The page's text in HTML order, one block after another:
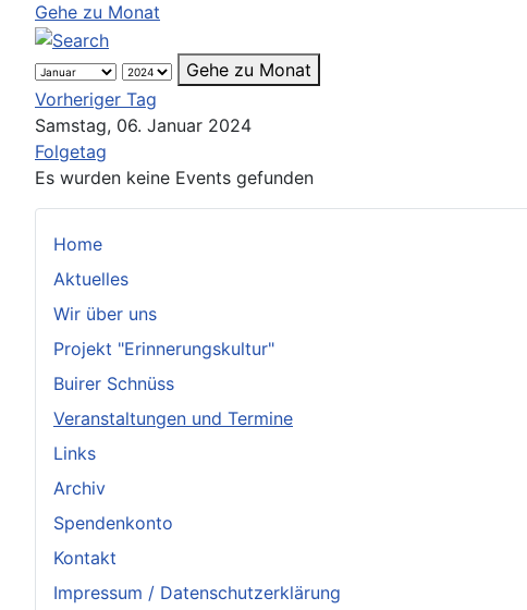
Home
Aktuelles
Wir über uns
Projekt "Erinnerungskultur"
Buirer Schnüss
Veranstaltungen und Termine
Links
Archiv
Spendenkonto
Kontakt
Impressum / Datenschutzerklärung
Gehe zu Monat
Gehe zu Monat
Vorheriger Tag
Samstag, 06. Januar 2024
Folgetag
Es wurden keine Events gefunden